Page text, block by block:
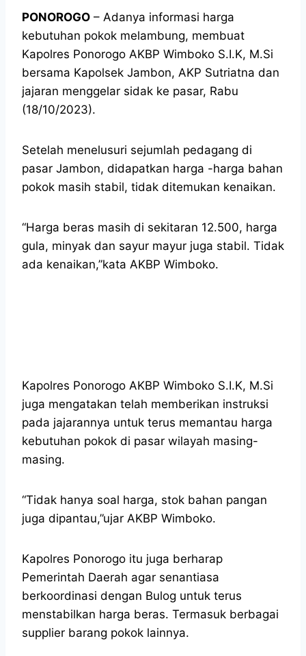
PONOROGO – Adanya informasi harga
kebutuhan pokok melambung, membuat
Kapolres Ponorogo AKBP Wimboko S.I.K, M.Si
bersama Kapolsek Jambon, AKP Sutriatna dan
jajaran menggelar sidak ke pasar, Rabu
(18/10/2023).
Setelah menelusuri sejumlah pedagang di
pasar Jambon, didapatkan harga -harga bahan
pokok masih stabil, tidak ditemukan kenaikan.
“Harga beras masih di sekitaran 12.500, harga
gula, minyak dan sayur mayur juga stabil. Tidak
ada kenaikan,”kata AKBP Wimboko.
Kapolres Ponorogo AKBP Wimboko S.I.K, M.Si
juga mengatakan telah memberikan instruksi
pada jajarannya untuk terus memantau harga
kebutuhan pokok di pasar wilayah masing-
masing.
“Tidak hanya soal harga, stok bahan pangan
juga dipantau,”ujar AKBP Wimboko.
Kapolres Ponorogo itu juga berharap
Pemerintah Daerah agar senantiasa
berkoordinasi dengan Bulog untuk terus
menstabilkan harga beras. Termasuk berbagai
supplier barang pokok lainnya.